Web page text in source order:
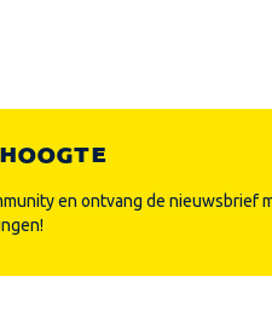
en ontvang de nieuwsbrief